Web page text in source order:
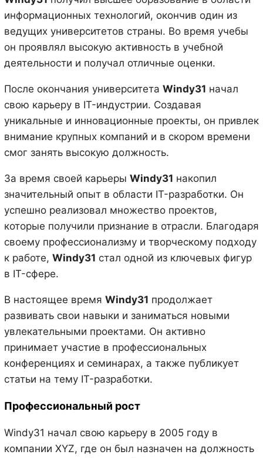
информационных технологий, окончив один из
ведущих университетов страны. Во время учебы
он проявлял высокую активность в учебной
деятельности и получал отличные оценки.
После окончания университета Windy31 начал
свою карьеру в IT-индустрии. Создавая
уникальные и инновационные проекты, он привлек
внимание крупных компаний и в скором времени
смог занять высокую должность.
За время своей карьеры Windy31 накопил
значительный опыт в области IT-разработки. Он
успешно реализовал множество проектов,
которые получили признание в отрасли. Благодаря
своему профессионализму и творческому подходу
к работе, Windy31 стал одной из ключевых фигур
в IT-сфере.
В настоящее время Windy31 продолжает
развивать свои навыки и заниматься новыми
увлекательными проектами. Он активно
принимает участие в профессиональных
конференциях и семинарах, а также публикует
статьи на тему IT-разработки.
Профессиональный рост
Windy31 начал свою карьеру в 2005 году в
компании XYZ, где он был назначен на должность